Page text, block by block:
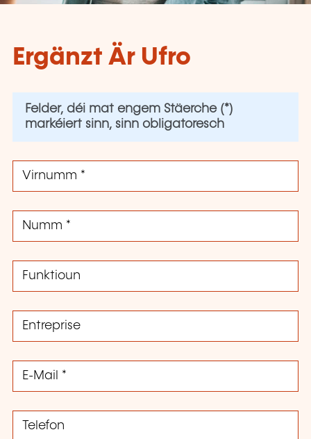
Ergänzt Är Ufro
Felder, déi mat engem Stäerche (*)
markéiert sinn, sinn obligatoresch